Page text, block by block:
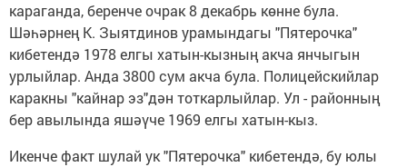
караганда, беренче очрак 8 декабрь көнне була.
Шәһәрнең К. Зыятдинов урамындагы "Пятерочка"
кибетендә 1978 елгы хатын-кызның акча янчыгын
урлыйлар. Анда 3800 сум акча була. Полицейскийлар
каракны "кайнар эз"дән тоткарлыйлар. Ул - районның
бер авылында яшәүче 1969 елгы хатын-кыз.
Икенче факт шулай ук "Пятерочка" кибетендә, бу юлы